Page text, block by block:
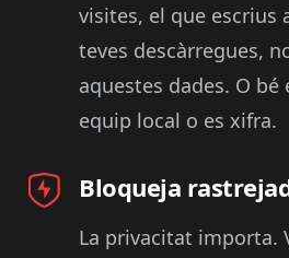
visites, el que escrius
teves descàrregues,
aquestes dades. O bé
equip local o es xifra.
Bloqueja
La privacitat importa.